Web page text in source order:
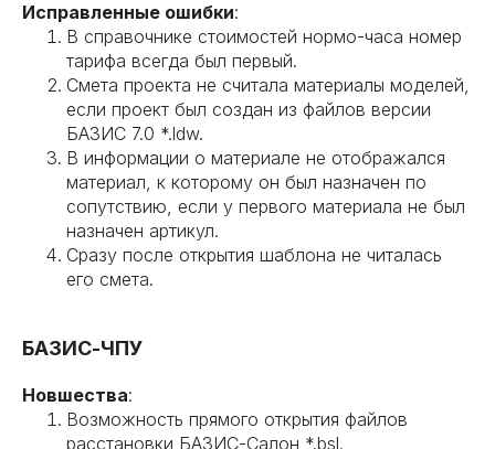
Исправленные ошибки:
В справочнике стоимостей нормо-часа номер
тарифа всегда был первый.
Смета проекта не считала материалы моделей,
если проект был создан из файлов версии
БАЗИС 7.0 *.ldw.
В информации о материале не отображался
материал, к которому он был назначен по
сопутствию, если у первого материала не был
назначен артикул.
Сразу после открытия шаблона не читалась
его смета.
БАЗИС-ЧПУ
Новшества:
Возможность прямого открытия файлов
расстановки БАЗИС-Салон *.bsl.